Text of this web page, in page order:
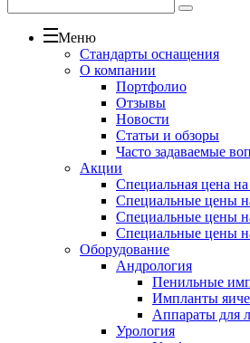
Меню
Стандарты оснащения
О компании
Портфолио
Отзывы
Новости
Статьи и обзоры
Часто задаваемые
Акции
Специальная цена
Специальные цены
Специальные цены
Специальные цены
Оборудование
Андрология
Пенильные
Импланты
Аппараты для
Урология